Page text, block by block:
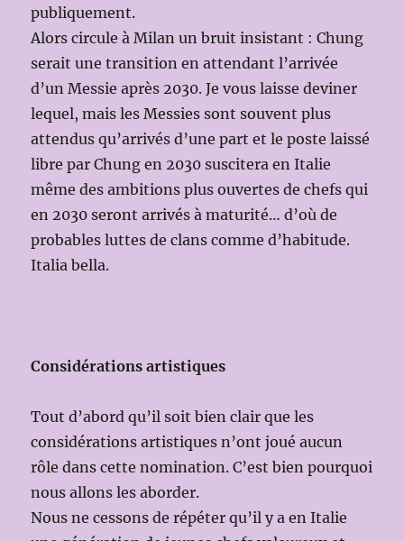
publiquement.
Alors circule à Milan un bruit insistant : Chung
serait une transition en attendant l’arrivée
d’un Messie après 2030. Je vous laisse deviner
lequel, mais les Messies sont souvent plus
attendus qu’arrivés d’une part et le poste laissé
libre par Chung en 2030 suscitera en Italie
même des ambitions plus ouvertes de chefs qui
en 2030 seront arrivés à maturité… d’où de
probables luttes de clans comme d’habitude.
Italia bella.
Considérations artistiques
Tout d’abord qu’il soit bien clair que les
considérations artistiques n’ont joué aucun
rôle dans cette nomination. C’est bien pourquoi
nous allons les aborder.
Nous ne cessons de répéter qu’il y a en Italie